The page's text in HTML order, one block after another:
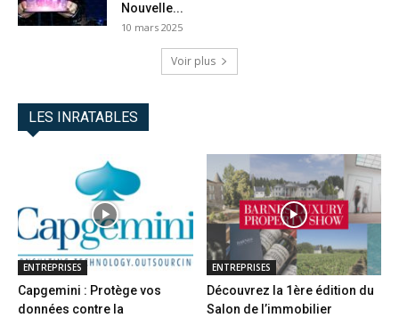
Nouvelle...
10 mars 2025
Voir plus
LES INRATABLES
ENTREPRISES
Capgemini : Protège vos
données contre la
ENTREPRISES
Découvrez la 1ère édition du
Salon de l’immobilier